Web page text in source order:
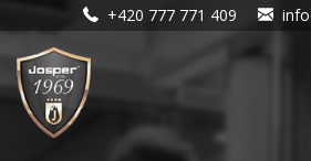
+420 777 771 409